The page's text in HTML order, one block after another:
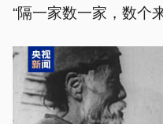
“隔一家数一家，数个